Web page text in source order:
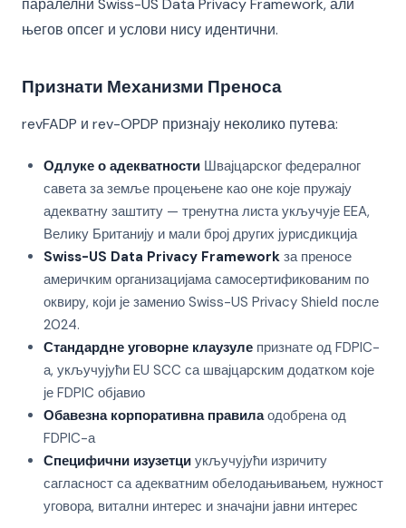
паралелни Swiss-US Data Privacy Framework, али
његов опсег и услови нису идентични.
Признати Механизми Преноса
revFADP и rev-OPDP признају неколико путева:
Одлуке о адекватности Швајцарског федералног
савета за земље процењене као оне које пружају
адекватну заштиту — тренутна листа укључује EEA,
Велику Британију и мали број других јурисдикција
Swiss-US Data Privacy Framework за преносе
америчким организацијама самосертификованим по
оквиру, који је заменио Swiss-US Privacy Shield после
2024.
Стандардне уговорне клаузуле признате од FDPIC-
а, укључујући EU SCC са швајцарским додатком које
је FDPIC објавио
Обавезна корпоративна правилаодобрена од
FDPIC-а
Специфични изузетци укључујући изричиту
сагласност са адекватним обелодањивањем, нужност
уговора, витални интерес и значајни јавни интерес